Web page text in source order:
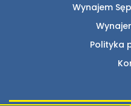
Wynajem
Polityka